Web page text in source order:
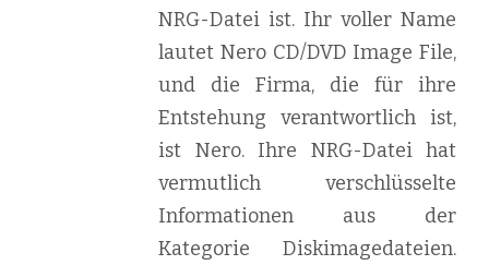
NRG-Datei ist. Ihr voller Name
lautet Nero CD/DVD Image File,
und die Firma, die für ihre
Entstehung verantwortlich ist,
ist Nero. Ihre NRG-Datei hat
vermutlich verschlüsselte
Informationen aus der
Kategorie Diskimagedateien.